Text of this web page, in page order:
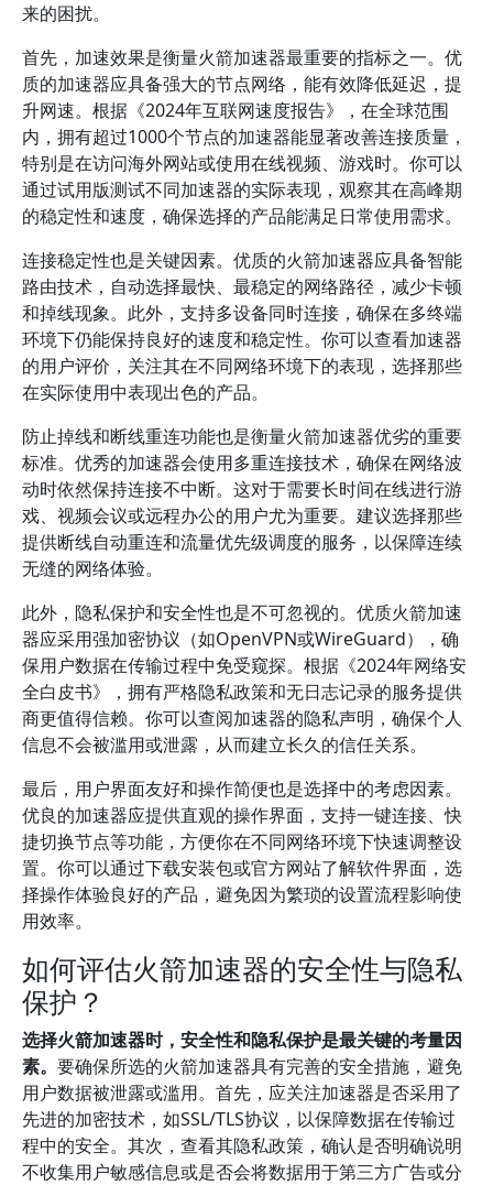
来的困扰。
首先，加速效果是衡量火箭加速器最重要的指标之一。优
质的加速器应具备强大的节点网络，能有效降低延迟，提
升网速。根据《2024年互联网速度报告》，在全球范围
内，拥有超过1000个节点的加速器能显著改善连接质量，
特别是在访问海外网站或使用在线视频、游戏时。你可以
通过试用版测试不同加速器的实际表现，观察其在高峰期
的稳定性和速度，确保选择的产品能满足日常使用需求。
连接稳定性也是关键因素。优质的火箭加速器应具备智能
路由技术，自动选择最快、最稳定的网络路径，减少卡顿
和掉线现象。此外，支持多设备同时连接，确保在多终端
环境下仍能保持良好的速度和稳定性。你可以查看加速器
的用户评价，关注其在不同网络环境下的表现，选择那些
在实际使用中表现出色的产品。
防止掉线和断线重连功能也是衡量火箭加速器优劣的重要
标准。优秀的加速器会使用多重连接技术，确保在网络波
动时依然保持连接不中断。这对于需要长时间在线进行游
戏、视频会议或远程办公的用户尤为重要。建议选择那些
提供断线自动重连和流量优先级调度的服务，以保障连续
无缝的网络体验。
此外，隐私保护和安全性也是不可忽视的。优质火箭加速
器应采用强加密协议（如OpenVPN或WireGuard），确
保用户数据在传输过程中免受窥探。根据《2024年网络安
全白皮书》，拥有严格隐私政策和无日志记录的服务提供
商更值得信赖。你可以查阅加速器的隐私声明，确保个人
信息不会被滥用或泄露，从而建立长久的信任关系。
最后，用户界面友好和操作简便也是选择中的考虑因素。
优良的加速器应提供直观的操作界面，支持一键连接、快
捷切换节点等功能，方便你在不同网络环境下快速调整设
置。你可以通过下载安装包或官方网站了解软件界面，选
择操作体验良好的产品，避免因为繁琐的设置流程影响使
用效率。
如何评估火箭加速器的安全性与隐私
保护？
选择火箭加速器时，安全性和隐私保护是最关键的考量因
素。 要确保所选的火箭加速器具有完善的安全措施，避免
用户数据被泄露或滥用。首先，应关注加速器是否采用了
先进的加密技术，如SSL/TLS协议，以保障数据在传输过
程中的安全。其次，查看其隐私政策，确认是否明确说明
不收集用户敏感信息或是否会将数据用于第三方广告或分